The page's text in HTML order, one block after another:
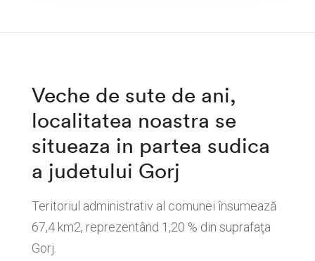
Veche de sute de ani,
localitatea noastra se
situeaza in partea sudica
a judetului Gorj
Teritoriul administrativ al comunei însumează
67,4 km2, reprezentând 1,20 % din suprafaţa
Gorj.